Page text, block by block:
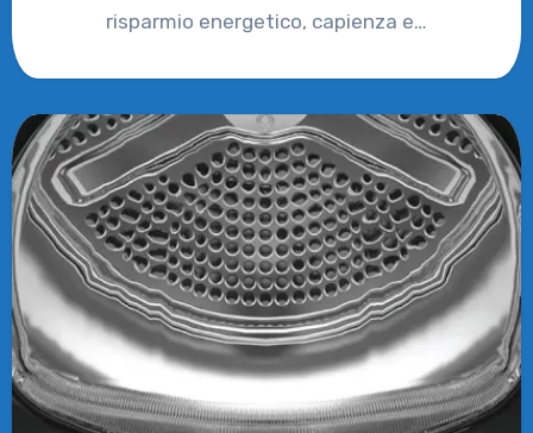
risparmio energetico, capienza e…